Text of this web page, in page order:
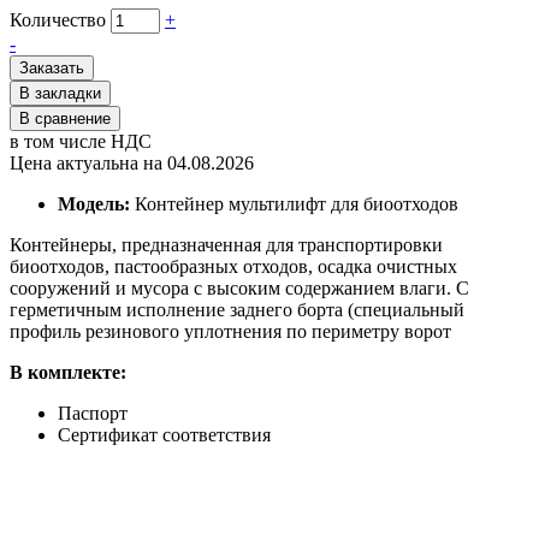
Количество
+
-
Заказать
В закладки
В сравнение
в том числе НДС
Цена актуальна на 04.08.2026
Модель: Контейнер мультилифт для биоотходов
Контейнеры, предназначенная для транспортировки
биоотходов, пастообразных отходов, осадка очистных
сооружений и мусора с высоким содержанием влаги. С
герметичным исполнение заднего борта (специальный
профиль резинового уплотнения по периметру ворот
В комплекте:
Паспорт
Сертификат соответствия